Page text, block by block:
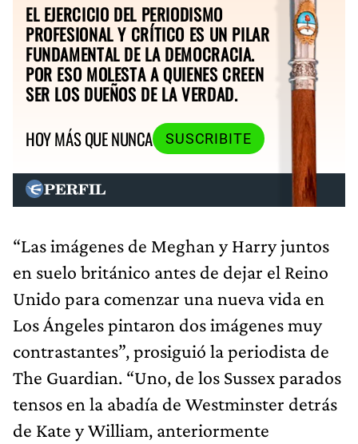
EL EJERCICIO DEL PERIODISMO
PROFESIONAL Y CRÍTICO ES UN PILAR
FUNDAMENTAL DE LA DEMOCRACIA.
POR ESO MOLESTA A QUIENES CREEN
SER LOS DUEÑOS DE LA VERDAD.
HOY MÁS QUE NUNCA
SUSCRIBITE
“Las imágenes de Meghan y Harry juntos
en suelo británico antes de dejar el Reino
Unido para comenzar una nueva vida en
Los Ángeles pintaron dos imágenes muy
contrastantes”, prosiguió la periodista de
The Guardian. “Uno, de los Sussex parados
tensos en la abadía de Westminster detrás
de Kate y William, anteriormente